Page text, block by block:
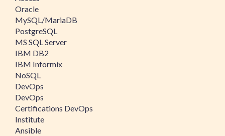
Oracle
MySQL/MariaDB
PostgreSQL
MS SQL Server
IBM DB2
IBM Informix
NoSQL
DevOps
DevOps
Certifications DevOps
Institute
Ansible